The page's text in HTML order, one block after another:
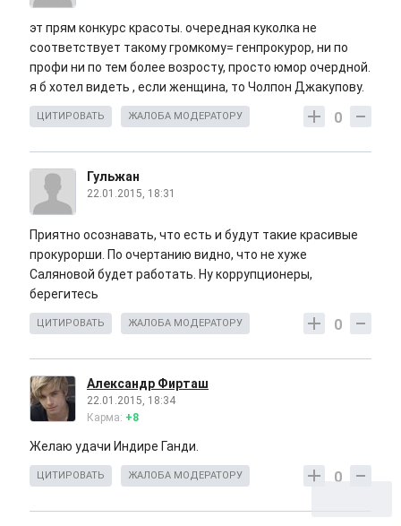
эт прям конкурс красоты. очередная куколка не
соответствует такому громкому= генпрокурор, ни по
профи ни по тем более возросту, просто юмор очердной.
я б хотел видеть , если женщина, то Чолпон Джакупову.
0
ЦИТИРОВАТЬ ЖАЛОБА МОДЕРАТОРУ
Гульжан
22.01.2015, 18:31
Приятно осознавать, что есть и будут такие красивые
прокурорши. По очертанию видно, что не хуже
Саляновой будет работать. Ну коррупционеры,
берегитесь
0
ЦИТИРОВАТЬ ЖАЛОБА МОДЕРАТОРУ
Александр Фирташ
22.01.2015, 18:34
Карма: +8
Желаю удачи Индире Ганди.
0
ЦИТИРОВАТЬ ЖАЛОБА МОДЕРАТОРУ